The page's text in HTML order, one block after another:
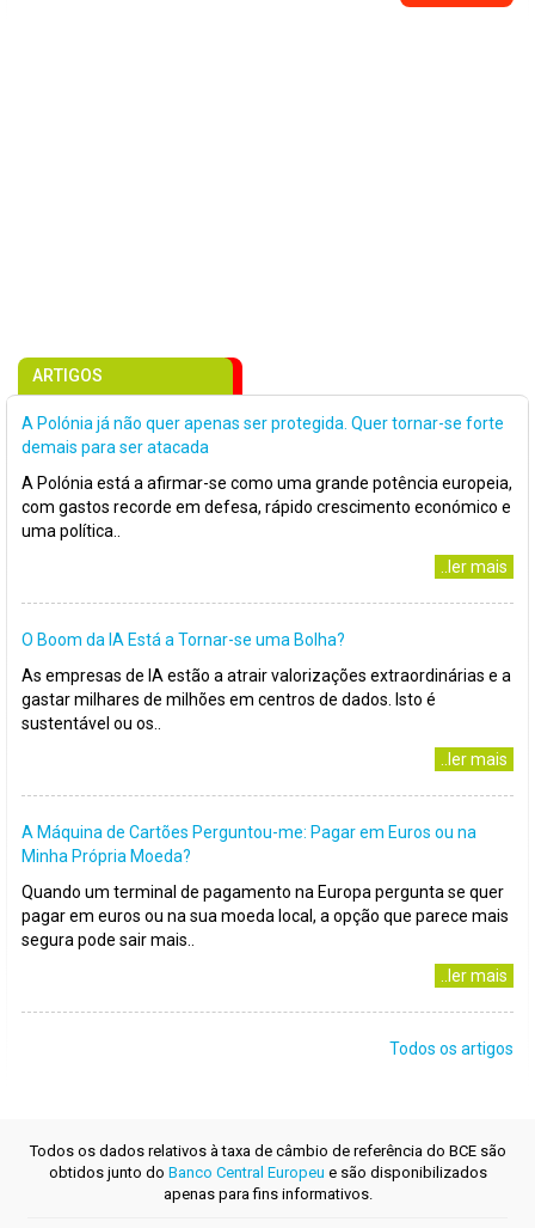
ARTIGOS
A Polónia já não quer apenas ser protegida. Quer tornar-se forte
demais para ser atacada
A Polónia está a afirmar-se como uma grande potência europeia,
com gastos recorde em defesa, rápido crescimento económico e
uma política..
..ler mais
O Boom da IA Está a Tornar-se uma Bolha?
As empresas de IA estão a atrair valorizações extraordinárias e a
gastar milhares de milhões em centros de dados. Isto é
sustentável ou os..
..ler mais
A Máquina de Cartões Perguntou-me: Pagar em Euros ou na
Minha Própria Moeda?
Quando um terminal de pagamento na Europa pergunta se quer
pagar em euros ou na sua moeda local, a opção que parece mais
segura pode sair mais..
..ler mais
Todos os artigos
Todos os dados relativos à taxa de câmbio de referência do BCE são
obtidos junto do Banco Central Europeu e são disponibilizados
apenas para fins informativos.